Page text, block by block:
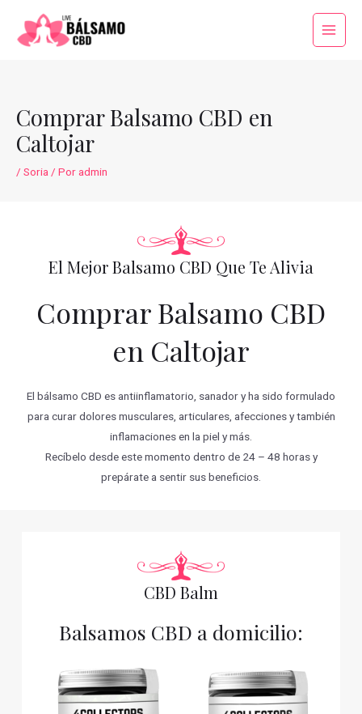
contenido
Main
Comprar Balsamo CBD en
Caltojar
/ Soria / Poradmin
El Mejor Balsamo CBD Que Te Alivia
Comprar Balsamo CBD
en Caltojar
El bálsamo CBD es antiinflamatorio, sanador y ha sido formulado
para curar dolores musculares, articulares, afecciones y también
inflamaciones en la piel y más.
Recíbelo desde este momento dentro de 24 – 48 horas y
prepárate a sentir sus beneficios.
CBD Balm
Balsamos CBD a domicilio: